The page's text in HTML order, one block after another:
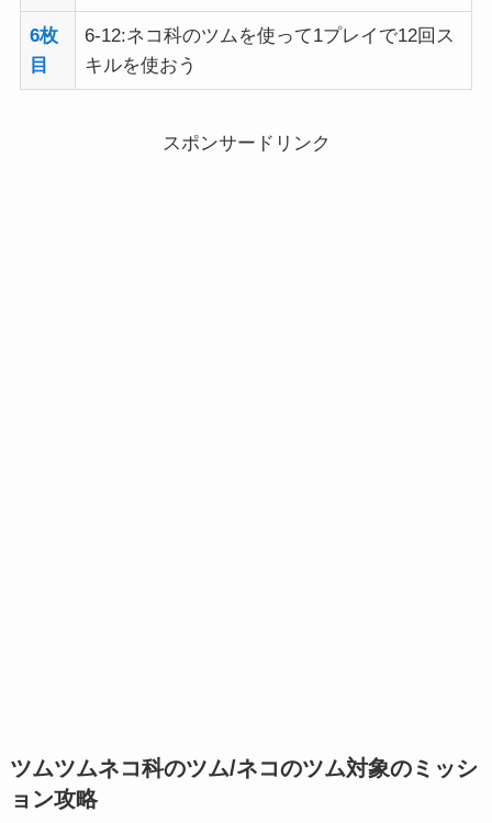
6枚
目
6-12:ネコ科のツムを使って1プレイで12回ス
キルを使おう
スポンサードリンク
ツムツムネコ科のツム/ネコのツム対象のミッシ
ョン攻略